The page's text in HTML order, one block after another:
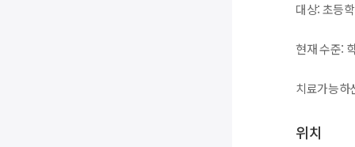
대상: 초등
현재 수준:
치료가능하
위치